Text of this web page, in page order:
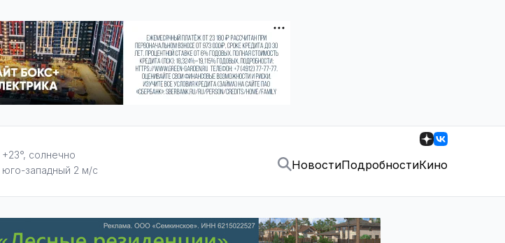
+23°, солнечно
юго-западный 2 м/с
НовостиПодробностиКино